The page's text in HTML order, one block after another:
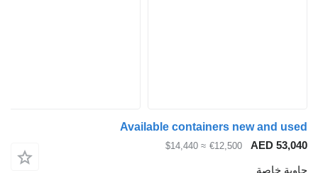
Available containers new and used
AED 53,040
€12,500
≈ $14,440
حاوية خاصة